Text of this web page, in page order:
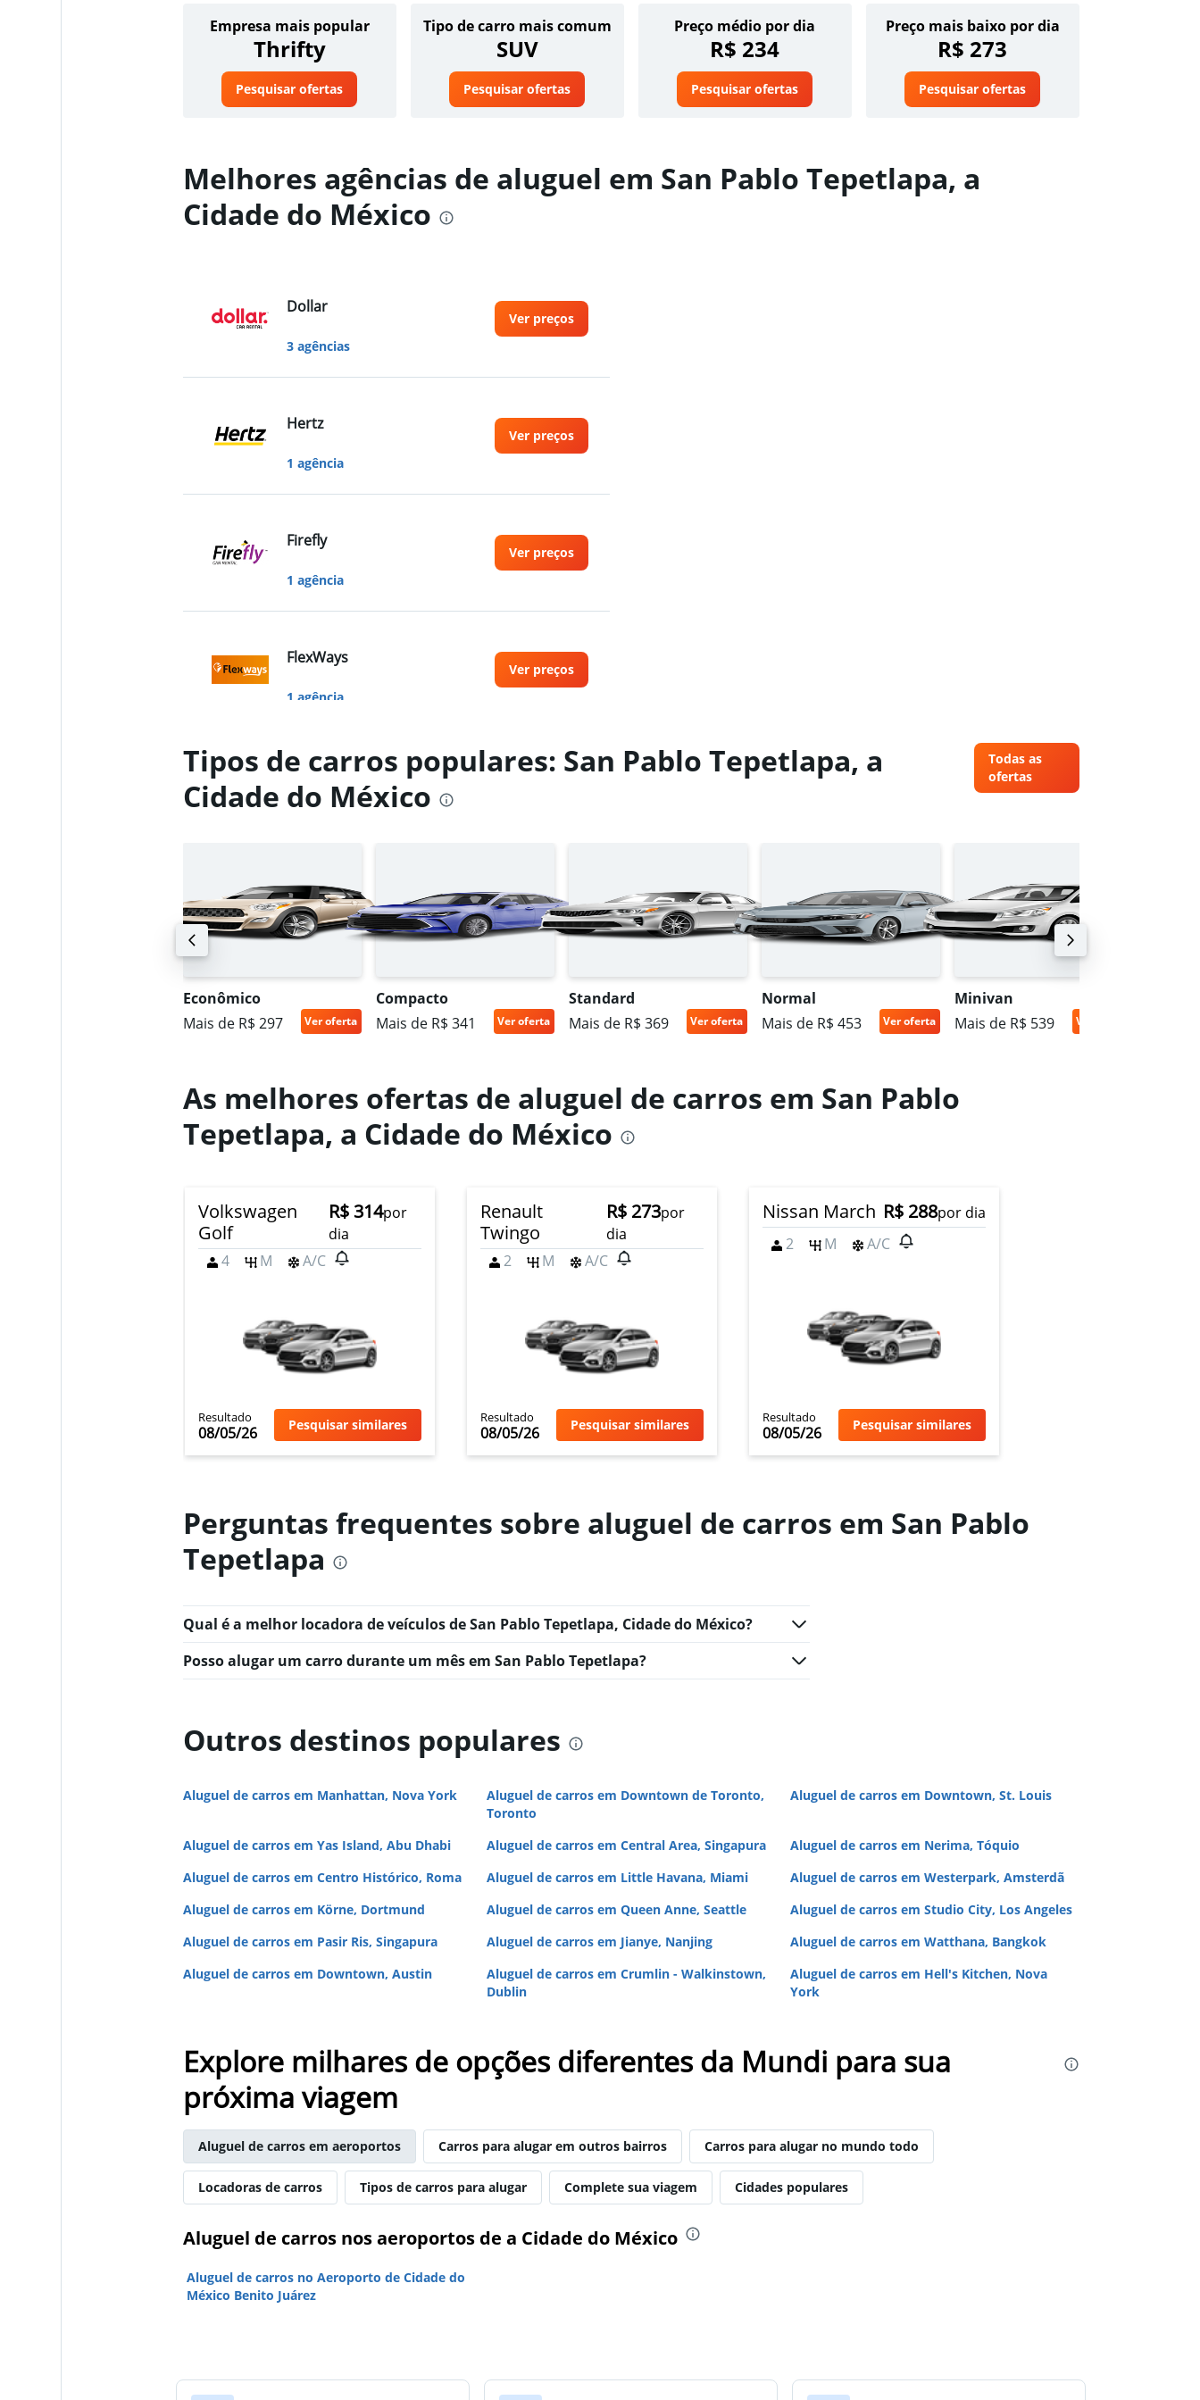
Empresa mais popular
Thrifty
Tipo de carro mais comum
SUV
Preço médio por dia
R$ 234
Preço mais baixo por dia
R$ 273
Pesquisar ofertas Pesquisar ofertas Pesquisar ofertas Pesquisar ofertas
Melhores agências de aluguel em San Pablo Tepetlapa, a
Cidade do México
Dollar
3 agências
Ver preços
Hertz
1 agência
Ver preços
Firefly
1 agência
Ver preços
FlexWays
1 agência
Ver preços
Thrifty
Sunnycars
1 agência
Ver preços
Tipos de carros populares: San Pablo Tepetlapa, a
Cidade do México
Todas as
ofertas
Econômico
Mais de R$ 297
Ver oferta
Compacto
Mais de R$ 341
Ver oferta
Standard
Mais de R$ 369
Ver oferta
Normal
Mais de R$ 453
Ver oferta
Minivan
Mais de R$ 539
Ver oferta
As melhores ofertas de aluguel de carros em San Pablo
Tepetlapa, a Cidade do México
Volkswagen
Golf
R$ 314por
dia
4
M A/C
Resultado
08/05/26 Pesquisar similares
Renault
Twingo
R$ 273por
dia
2
M A/C
Resultado
08/05/26 Pesquisar similares
Nissan March R$ 288por dia
2
M A/C
Resultado
08/05/26 Pesquisar similares
Perguntas frequentes sobre aluguel de carros em San Pablo
Tepetlapa
Qual é a melhor locadora de veículos de San Pablo Tepetlapa, Cidade do México?
Posso alugar um carro durante um mês em San Pablo Tepetlapa?
Outros destinos populares
Aluguel de carros em Manhattan, Nova York
Aluguel de carros em Downtown de Toronto,
Toronto
Aluguel de carros em Downtown, St. Louis
Aluguel de carros em Yas Island, Abu Dhabi Aluguel de carros em Central Area, Singapura
Aluguel de carros em Nerima, Tóquio
Aluguel de carros em Centro Histórico, Roma
Aluguel de carros em Little Havana, Miami
Aluguel de carros em Westerpark, Amsterdã
Aluguel de carros em Körne, Dortmund
Aluguel de carros em Queen Anne, Seattle
Aluguel de carros em Studio City, Los Angeles
Aluguel de carros em Pasir Ris, Singapura
Aluguel de carros em Jianye, Nanjing
Aluguel de carros em Watthana, Bangkok
Aluguel de carros em Downtown, Austin
Aluguel de carros em Crumlin - Walkinstown,
Dublin
Aluguel de carros em Hell's Kitchen, Nova
York
Explore milhares de opções diferentes da Mundi para sua
próxima viagem
Aluguel de carros em aeroportos Carros para alugar em outros bairros Carros para alugar no mundo todo
Locadoras de carros Tipos de carros para alugar Complete sua viagem Cidades populares
Aluguel de carros nos aeroportos de a Cidade do México
Aluguel de carros no Aeroporto de Cidade do
México Benito Juárez